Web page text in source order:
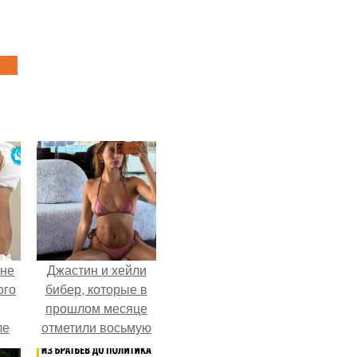
Джастин и хейли
бибер, которые в
прошлом месяце
отметили восьмую
годовщину